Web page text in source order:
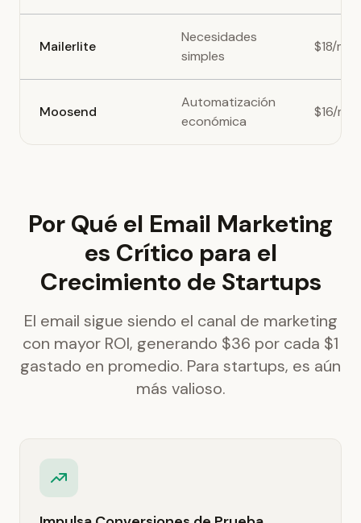
Mailerlite
Necesidades
simples
$18/mes
Moosend
Automatización
económica
$16/mes
Por Qué el Email Marketing
es Crítico para el
Crecimiento de Startups
El email sigue siendo el canal de marketing
con mayor ROI, generando $36 por cada $1
gastado en promedio. Para startups, es aún
más valioso.